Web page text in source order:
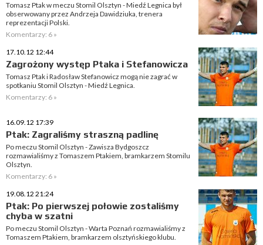
Tomasz Ptak w meczu Stomil Olsztyn - Miedź Legnica był
obserwowany przez Andrzeja Dawidziuka, trenera
reprezentacji Polski.
Komentarzy: 6 »
17.10.12 12:44
Zagrożony występ Ptaka i Stefanowicza
Tomasz Ptak i Radosław Stefanowicz mogą nie zagrać w
spotkaniu Stomil Olsztyn - Miedź Legnica.
Komentarzy: 6 »
16.09.12 17:39
Ptak: Zagraliśmy straszną padlinę
Po meczu Stomil Olsztyn - Zawisza Bydgoszcz
rozmawialiśmy z Tomaszem Ptakiem, bramkarzem Stomilu
Olsztyn.
Komentarzy: 6 »
19.08.12 21:24
Ptak: Po pierwszej połowie zostaliśmy
chyba w szatni
Po meczu Stomil Olsztyn - Warta Poznań rozmawialiśmy z
Tomaszem Ptakiem, bramkarzem olsztyńskiego klubu.